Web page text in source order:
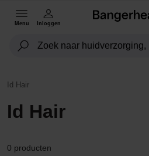
Menu Inloggen
Id Hair
Id Hair
0 producten